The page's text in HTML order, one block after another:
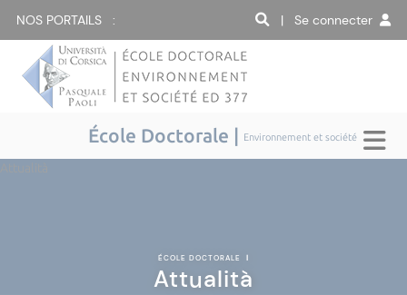
NOS PORTAILS : | Se connecter
École Doctorale | Environnement et société
ÉCOLE DOCTORALE |
Attualità